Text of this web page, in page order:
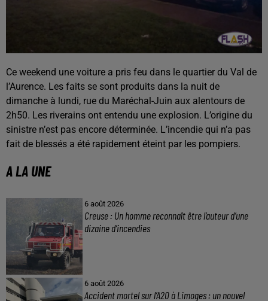
Ce weekend une voiture a pris feu dans le quartier du Val de
l’Aurence. Les faits se sont produits dans la nuit de
dimanche à lundi, rue du Maréchal-Juin aux alentours de
2h50. Les riverains ont entendu une explosion. L’origine du
sinistre n’est pas encore déterminée. L’incendie qui n’a pas
fait de blessés a été rapidement éteint par les pompiers.
A LA UNE
6 août 2026
Creuse : Un homme reconnaît être l’auteur d’une
dizaine d’incendies
6 août 2026
Accident mortel sur l’A20 à Limoges : un nouvel